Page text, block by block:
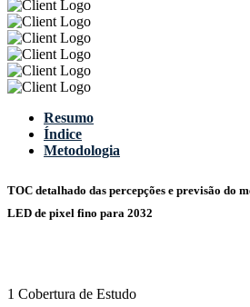
Resumo
Índice
Metodologia
TOC detalhado das percepções e previsão do
LED de pixel fino para 2032
1 Cobertura de Estudo